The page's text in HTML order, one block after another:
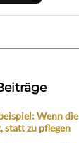
Wenn die
statt zu pflegen